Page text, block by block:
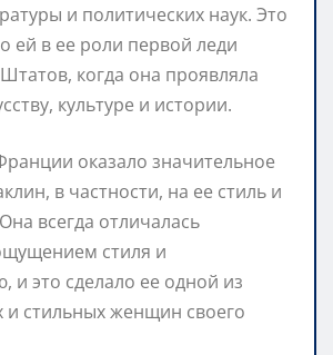
и политических наук. Это
ей в ее роли первой леди
когда она проявляла
культуре и истории.
оказало значительное
в частности, на ее стиль и
всегда отличалась
стиля и
и это сделало ее одной из
стильных женщин своего